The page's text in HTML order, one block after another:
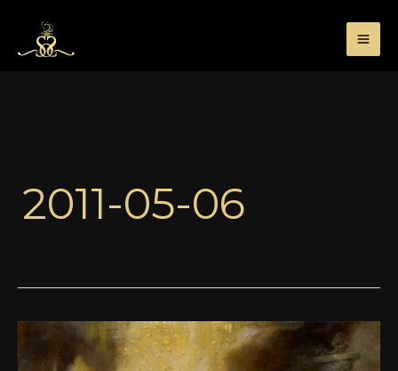
treści
2011-05-06
Coeur
de